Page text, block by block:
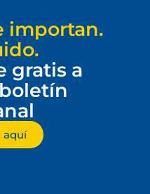
importan.
gratis a
aquí